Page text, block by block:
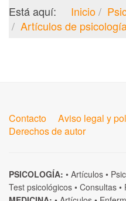
Está aquí: Inicio
Artículos de
Contacto Aviso legal y
Derechos de autor
PSICOLOGÍA: • Artículos •
Test psicológicos • Consultas •